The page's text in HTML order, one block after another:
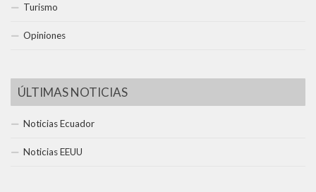
Turismo
Opiniones
ÚLTIMAS NOTICIAS
Noticias Ecuador
Noticias EEUU